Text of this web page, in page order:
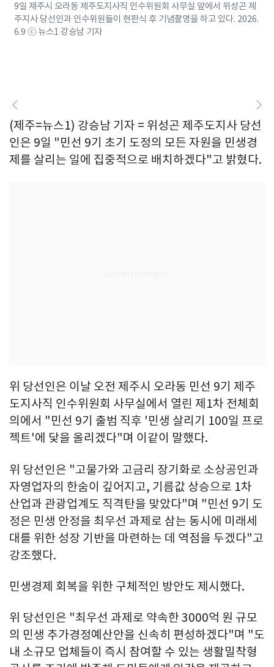
9일 제주시 오라동 제주도지사직 인수위원회 사무실 앞에서 위성곤 제
주지사 당선인과 인수위원들이 현판식 후 기념촬영을 하고 있다. 2026.
6.9 ⓒ 뉴스1 강승남 기자
(제주=뉴스1) 강승남 기자 = 위성곤 제주도지사 당선
인은 9일 "민선 9기 초기 도정의 모든 자원을 민생경
제를 살리는 일에 집중적으로 배치하겠다"고 밝혔다.
위 당선인은 이날 오전 제주시 오라동 민선 9기 제주
도지사직 인수위원회 사무실에서 열린 제1차 전체회
의에서 "민선 9기 출범 직후 '민생 살리기 100일 프로
젝트'에 닻을 올리겠다"며 이같이 말했다.
위 당선인은 "고물가와 고금리 장기화로 소상공인과
자영업자의 한숨이 깊어지고, 기름값 상승으로 1차
산업과 관광업계도 직격탄을 맞았다"며 "민선 9기 도
정은 민생 안정을 최우선 과제로 삼는 동시에 미래세
대를 위한 성장 기반을 마련하는 데 역점을 두겠다"고
강조했다.
민생경제 회복을 위한 구체적인 방안도 제시했다.
위 당선인은 "최우선 과제로 약속한 3000억 원 규모
의 민생 추가경정예산안을 신속히 편성하겠다"며 "도
내 소규모 업체들이 즉시 참여할 수 있는 생활밀착형